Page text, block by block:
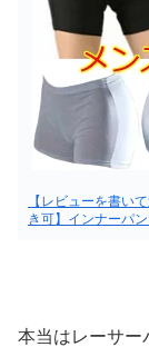
【レビューを書い
き可】インナーパ
本当はレーサー